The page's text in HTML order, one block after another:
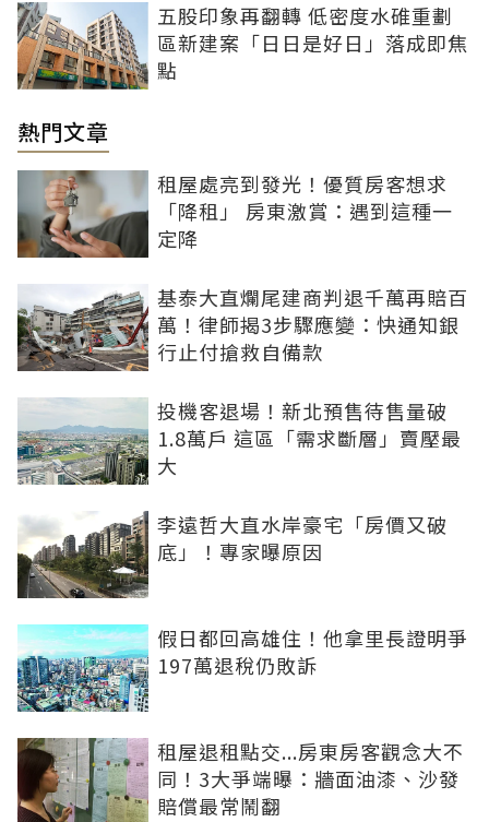
五股印象再翻轉 低密度水碓重劃
區新建案「日日是好日」落成即焦
點
熱門文章
租屋處亮到發光！優質房客想求
「降租」 房東激賞：遇到這種一
定降
基泰大直爛尾建商判退千萬再賠百
萬！律師揭3步驟應變：快通知銀
行止付搶救自備款
投機客退場！新北預售待售量破
1.8萬戶 這區「需求斷層」賣壓最
大
李遠哲大直水岸豪宅「房價又破
底」！專家曝原因
假日都回高雄住！他拿里長證明爭
197萬退稅仍敗訴
租屋退租點交...房東房客觀念大不
同！3大爭端曝：牆面油漆、沙發
賠償最常鬧翻